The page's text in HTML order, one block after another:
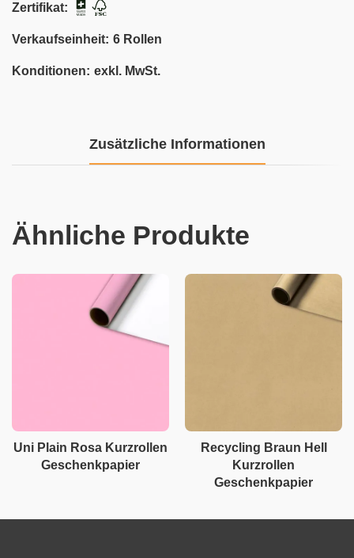
Zertifikat:
Verkaufseinheit: 6 Rollen
Konditionen: exkl. MwSt.
Zusätzliche Informationen
Ähnliche Produkte
Uni Plain Rosa Kurzrollen
Geschenkpapier
Recycling Braun Hell
Kurzrollen
Geschenkpapier